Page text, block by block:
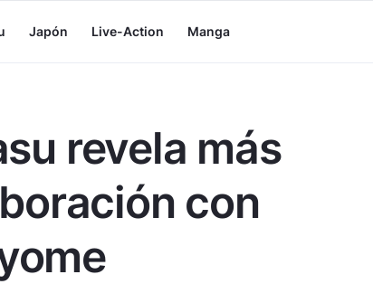
Japón Live-Action Manga
revela más
con